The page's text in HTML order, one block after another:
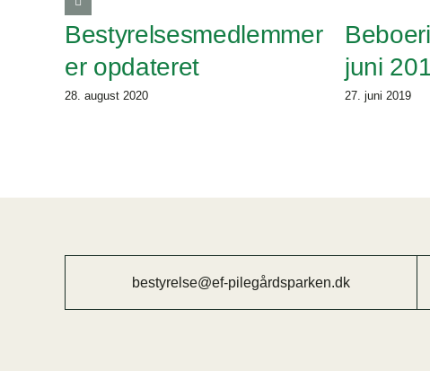
Bestyrelsesmedlemmer
er opdateret
28. august 2020
juni
27. juni 2019
bestyrelse@ef-pilegårdsparken.dk